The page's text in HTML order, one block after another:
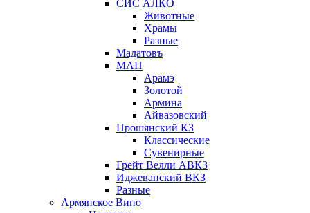
СИС АЛКО
Животные
Храмы
Разные
Мадатовъ
МАП
Арамэ
Золотой
Армина
Айвазовский
Прошянский КЗ
Классические
Сувенирные
Грейт Велли АВКЗ
Иджеванский ВКЗ
Разные
Армянское Вино